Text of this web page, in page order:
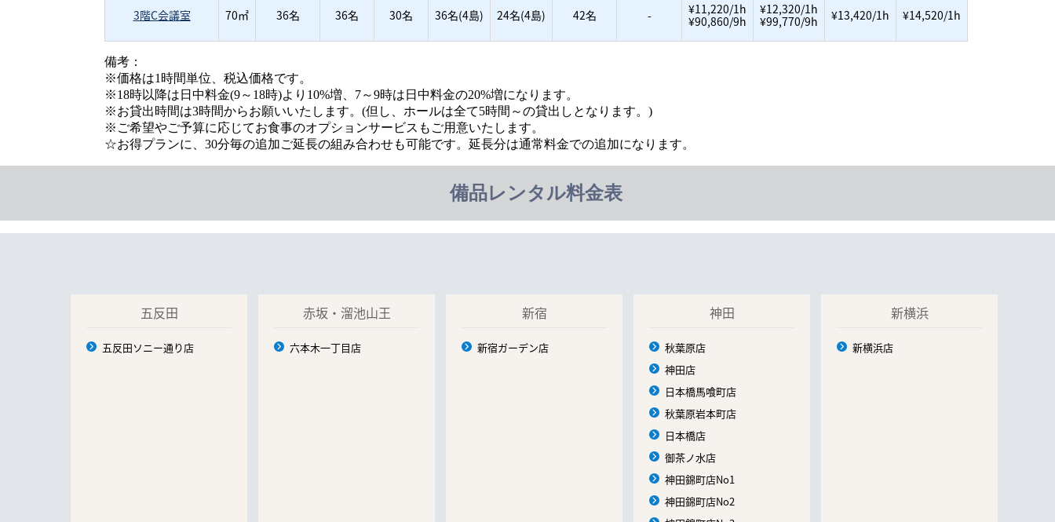
3階C会議室 70㎡ 36名 36名 30名 36名(4島) 24名(4島) 42名 -
¥11,220/1h
¥90,860/9h
¥12,320/1h
¥99,770/9h
¥13,420/1h ¥14,520/1h
備考：
※価格は1時間単位、税込価格です。
※18時以降は日中料金(9～18時)より10%増、7～9時は日中料金の20%増になります。
※お貸出時間は3時間からお願いいたします。(但し、ホールは全て5時間～の貸出しとなります。)
※ご希望やご予算に応じてお食事のオプションサービスもご用意いたします。
☆お得プランに、30分毎の追加ご延長の組み合わせも可能です。延長分は通常料金での追加になります。
備品レンタル料金表
五反田
五反田ソニー通り店
赤坂・溜池山王
六本木一丁目店
新宿
新宿ガーデン店
神田
秋葉原店
神田店
日本橋馬喰町店
秋葉原岩本町店
日本橋店
御茶ノ水店
神田錦町店No1
神田錦町店No2
新横浜
新横浜店